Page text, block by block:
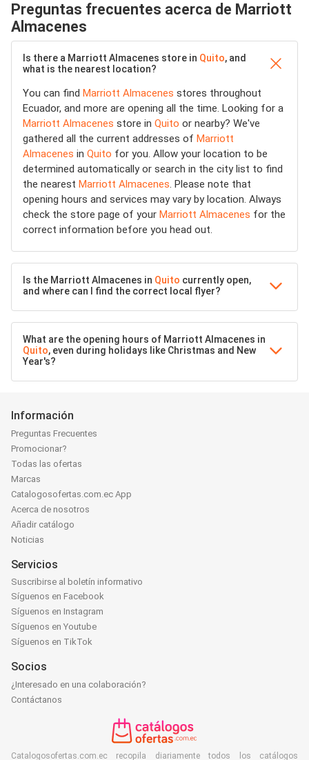
Preguntas frecuentes acerca de Marriott
Almacenes
Is there a Marriott Almacenes store in Quito, and
what is the nearest location?
You can find Marriott Almacenes stores throughout
Ecuador, and more are opening all the time. Looking for a
Marriott Almacenes store in Quito or nearby? We've
gathered all the current addresses of Marriott
Almacenes in Quito for you. Allow your location to be
determined automatically or search in the city list to find
the nearest Marriott Almacenes. Please note that
opening hours and services may vary by location. Always
check the store page of your Marriott Almacenes for the
correct information before you head out.
Is the Marriott Almacenes in Quito currently open,
and where can I find the correct local flyer?
What are the opening hours of Marriott Almacenes in
Quito, even during holidays like Christmas and New
Year's?
Información
Preguntas Frecuentes
Promocionar?
Todas las ofertas
Marcas
Catalogosofertas.com.ec App
Acerca de nosotros
Añadir catálogo
Noticias
Servicios
Suscribirse al boletín informativo
Síguenos en Facebook
Síguenos en Instagram
Síguenos en Youtube
Síguenos en TikTok
Socios
¿Interesado en una colaboración?
Contáctanos
Catalogosofertas.com.ec recopila diariamente todos los catálogos